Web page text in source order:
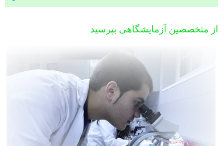
از متخصصین آزمایشگاهی بپرسید